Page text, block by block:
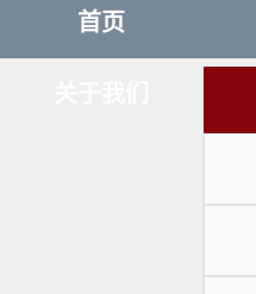
首页